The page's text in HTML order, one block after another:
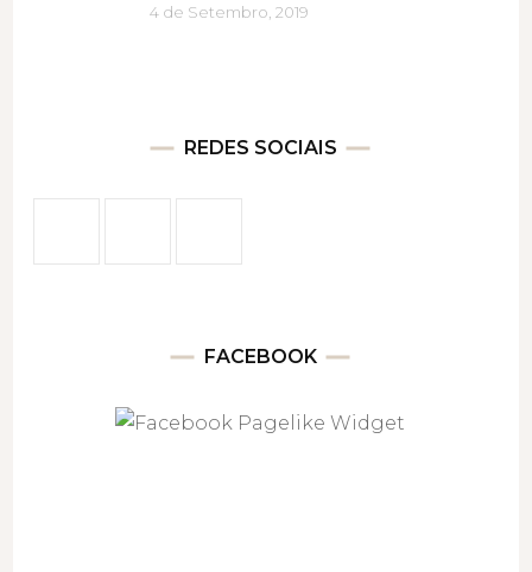
4 de Setembro, 2019
REDES SOCIAIS
FACEBOOK